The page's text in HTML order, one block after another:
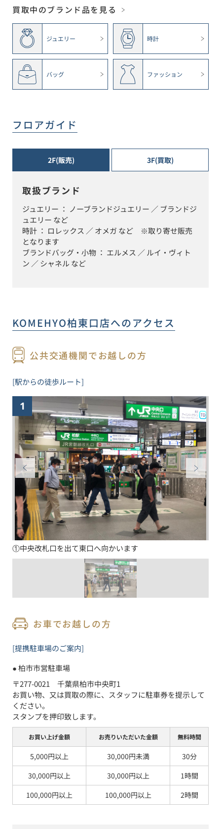
買取中のブランド品を見る
ジュエリー 時計
バッグ ファッション
フロアガイド
2F(販売) 3F(買取)
取扱ブランド
ジュエリー ： ノーブランドジュエリー ／ ブランドジ
ュエリー など
時計 ： ロレックス ／ オメガ など　※取り寄せ販売
となります
ブランドバッグ・小物 ： エルメス ／ ルイ・ヴィト
ン ／ シャネル など
KOMEHYO柏東口店へのアクセス
公共交通機関でお越しの方
[駅からの徒歩ルート]
1
①中央改札口を出て東口へ向かいます
お車でお越しの方
[提携駐車場のご案内]
● 柏市市営駐車場
〒277-0021　千葉県柏市中央町1
お買い物、又は買取の際に、スタッフに駐車券を提示して
ください。
スタンプを押印致します。
お買い上げ金額 お売りいただいた金額 無料時間
5,000円以上 30,000円未満
30分
30,000円以上
30,000円以上
1時間
100,000円以上
100,000円以上 2時間